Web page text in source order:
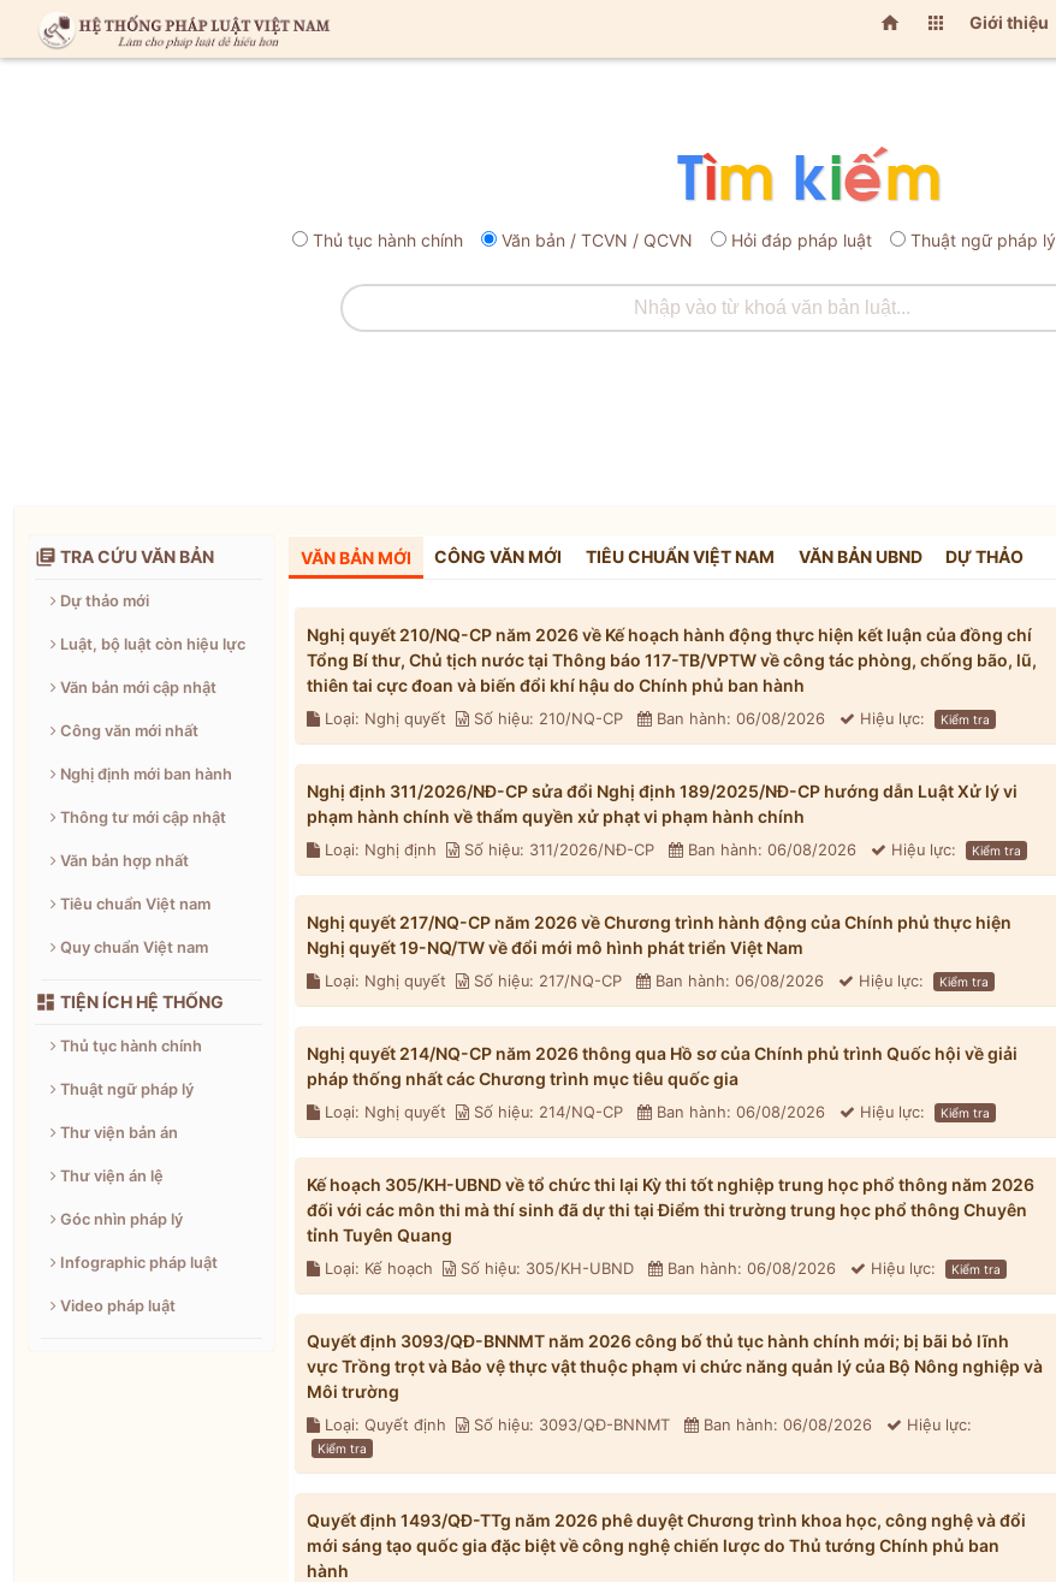
  Giới thiệu
Thủ tục hành chính Văn bản / TCVN / QCVN Hỏi đáp pháp luật Thuật ngữ pháp lý
 TRA CỨU VĂN BẢN
Dự thảo mới
Luật, bộ luật còn hiệu lực
Văn bản mới cập nhật
Công văn mới nhất
Nghị định mới ban hành
Thông tư mới cập nhật
Văn bản hợp nhất
Tiêu chuẩn Việt nam
Quy chuẩn Việt nam
 TIỆN ÍCH HỆ THỐNG
Thủ tục hành chính
Thuật ngữ pháp lý
Thư viện bản án
Thư viện án lệ
Góc nhìn pháp lý
Infographic pháp luật
Video pháp luật
VĂN BẢN MỚI CÔNG VĂN MỚI TIÊU CHUẨN VIỆT NAM VĂN BẢN UBND DỰ THẢO
Nghị quyết 210/NQ-CP năm 2026 về Kế hoạch hành động thực hiện kết luận của đồng chí
Tổng Bí thư, Chủ tịch nước tại Thông báo 117-TB/VPTW về công tác phòng, chống bão, lũ,
thiên tai cực đoan và biến đổi khí hậu do Chính phủ ban hành
Loại: Nghị quyết Số hiệu: 210/NQ-CP Ban hành: 06/08/2026 Hiệu lực: Kiểm tra
Nghị định 311/2026/NĐ-CP sửa đổi Nghị định 189/2025/NĐ-CP hướng dẫn Luật Xử lý vi
phạm hành chính về thẩm quyền xử phạt vi phạm hành chính
Loại: Nghị định Số hiệu: 311/2026/NĐ-CP Ban hành: 06/08/2026 Hiệu lực: Kiểm tra
Nghị quyết 217/NQ-CP năm 2026 về Chương trình hành động của Chính phủ thực hiện
Nghị quyết 19-NQ/TW về đổi mới mô hình phát triển Việt Nam
Loại: Nghị quyết Số hiệu: 217/NQ-CP Ban hành: 06/08/2026 Hiệu lực: Kiểm tra
Nghị quyết 214/NQ-CP năm 2026 thông qua Hồ sơ của Chính phủ trình Quốc hội về giải
pháp thống nhất các Chương trình mục tiêu quốc gia
Loại: Nghị quyết Số hiệu: 214/NQ-CP Ban hành: 06/08/2026 Hiệu lực: Kiểm tra
Kế hoạch 305/KH-UBND về tổ chức thi lại Kỳ thi tốt nghiệp trung học phổ thông năm 2026
đối với các môn thi mà thí sinh đã dự thi tại Điểm thi trường trung học phổ thông Chuyên
tỉnh Tuyên Quang
Loại: Kế hoạch Số hiệu: 305/KH-UBND Ban hành: 06/08/2026 Hiệu lực: Kiểm tra
Quyết định 3093/QĐ-BNNMT năm 2026 công bố thủ tục hành chính mới; bị bãi bỏ lĩnh
vực Trồng trọt và Bảo vệ thực vật thuộc phạm vi chức năng quản lý của Bộ Nông nghiệp và
Môi trường
Loại: Quyết định Số hiệu: 3093/QĐ-BNNMT Ban hành: 06/08/2026 Hiệu lực:
Kiểm tra
Quyết định 1493/QĐ-TTg năm 2026 phê duyệt Chương trình khoa học, công nghệ và đổi
mới sáng tạo quốc gia đặc biệt về công nghệ chiến lược do Thủ tướng Chính phủ ban
hành